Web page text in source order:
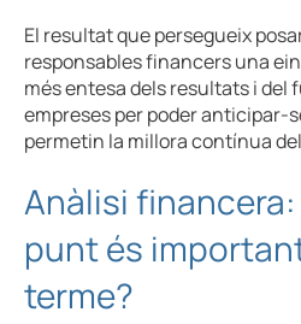
El resultat que persegueix
responsables financers una
més entesa dels resultats i del
empreses per poder anticipar-
permetin la millora contínua
Anàlisi
punt és
terme?